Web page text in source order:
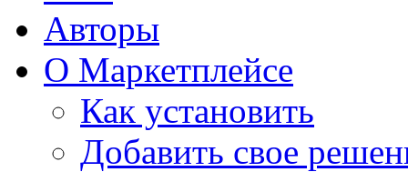
Авторы
О Маркетплейсе
Как установить
Добавить свое